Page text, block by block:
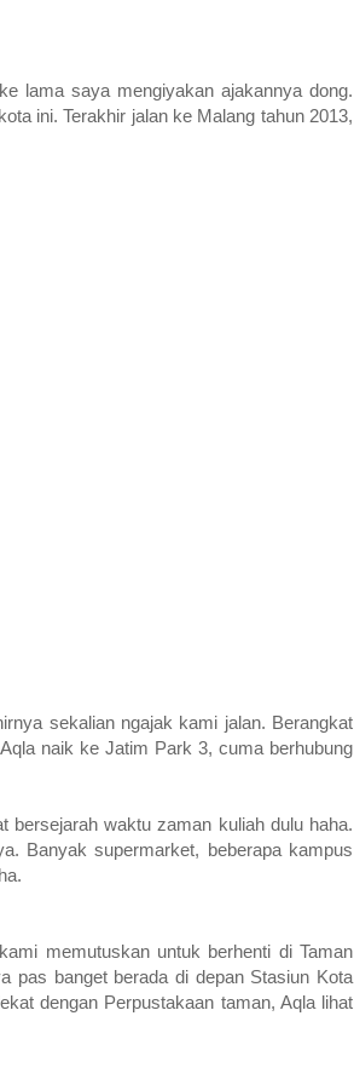
lama saya mengiyakan ajakannya dong.
ini. Terakhir jalan ke Malang tahun 2013,
sekalian ngajak kami jalan. Berangkat
naik ke Jatim Park 3, cuma berhubung
bersejarah waktu zaman kuliah dulu haha.
Banyak supermarket, beberapa kampus
memutuskan untuk berhenti di Taman
pas banget berada di depan Stasiun Kota
dengan Perpustakaan taman, Aqla lihat